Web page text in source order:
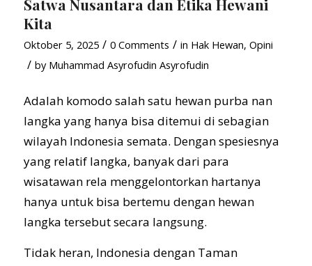
Satwa Nusantara dan Etika Hewani
Kita
Oktober 5, 2025 / 0 Comments / in Hak Hewan, Opini
/ by Muhammad Asyrofudin Asyrofudin
Adalah komodo salah satu hewan purba nan
langka yang hanya bisa ditemui di sebagian
wilayah Indonesia semata. Dengan spesiesnya
yang relatif langka, banyak dari para
wisatawan rela menggelontorkan hartanya
hanya untuk bisa bertemu dengan hewan
langka tersebut secara langsung.
Tidak heran, Indonesia dengan Taman